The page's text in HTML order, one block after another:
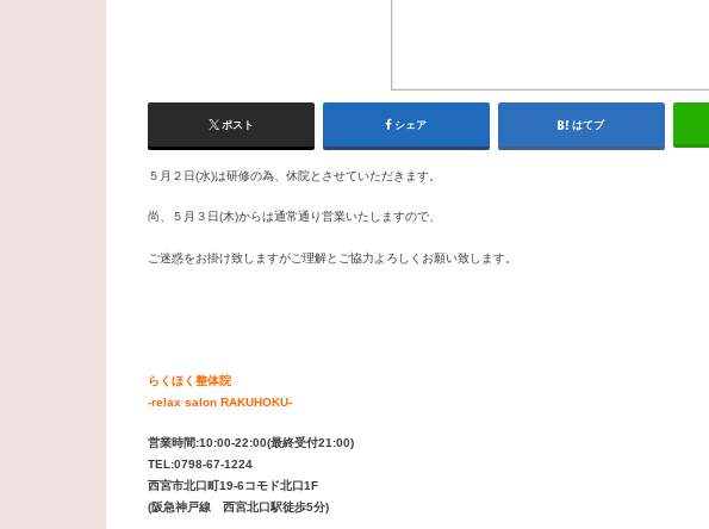
ポスト シェア はてブ
５月２日(水)は研修の為、休院とさせていただきます。
尚、５月３日(木)からは通常通り営業いたしますので、
ご迷惑をお掛け致しますがご理解とご協力よろしくお願い致します。
らくほく整体院
-relax salon RAKUHOKU-
営業時間:10:00-22:00(最終受付21:00)
TEL:0798-67-1224
西宮市北口町19-6コモド北口1F
(阪急神戸線 西宮北口駅徒歩5分)